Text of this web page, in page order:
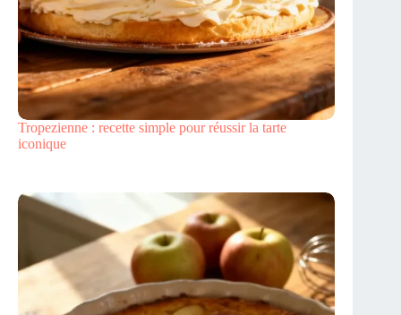
Tropezienne : recette simple pour réussir la tarte
iconique